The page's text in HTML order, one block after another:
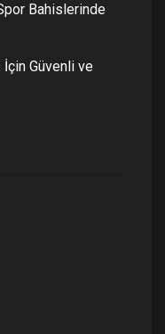
Bahislerinde
Güvenli ve